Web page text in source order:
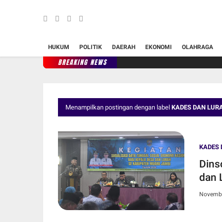
HUKUM POLITIK DAERAH EKONOMI OLAHRAGA
BREAKING NEWS
Menampilkan postingan dengan label KADES DAN
KADES
dan